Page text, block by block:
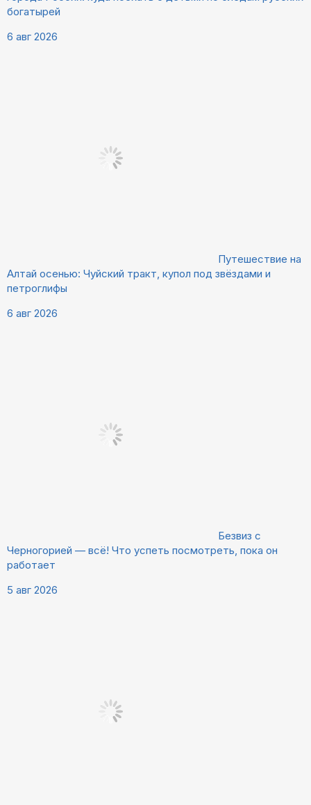
богатырей
6 авг 2026
Путешествие на
Алтай осенью: Чуйский тракт, купол под звёздами и
петроглифы
6 авг 2026
Безвиз с
Черногорией — всё! Что успеть посмотреть, пока он
работает
5 авг 2026